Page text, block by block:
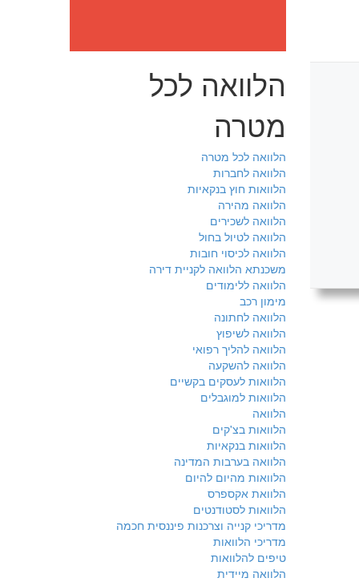
הלוואה לכל
מטרה
הלוואה לכל מטרה
הלוואה לחברות
הלוואות חוץ בנקאיות
הלוואה מהירה
הלוואה לשכירים
הלוואה לטיול בחול
הלוואה לכיסוי חובות
משכנתא הלוואה לקניית דירה
הלוואה ללימודים
מימון רכב
הלוואה לחתונה
הלוואה לשיפוץ
הלוואה להליך רפואי
הלוואה להשקעה
הלוואות לעסקים בקשיים
הלוואות למוגבלים
הלוואה
הלוואות בצ'קים
הלוואות בנקאיות
הלוואה בערבות המדינה
הלוואות מהיום להיום
הלוואת אקספרס
הלוואות לסטודנטים
מדריכי קנייה וצרכנות פיננסית חכמה
מדריכי הלוואות
טיפים להלוואות
הלוואה מיידית